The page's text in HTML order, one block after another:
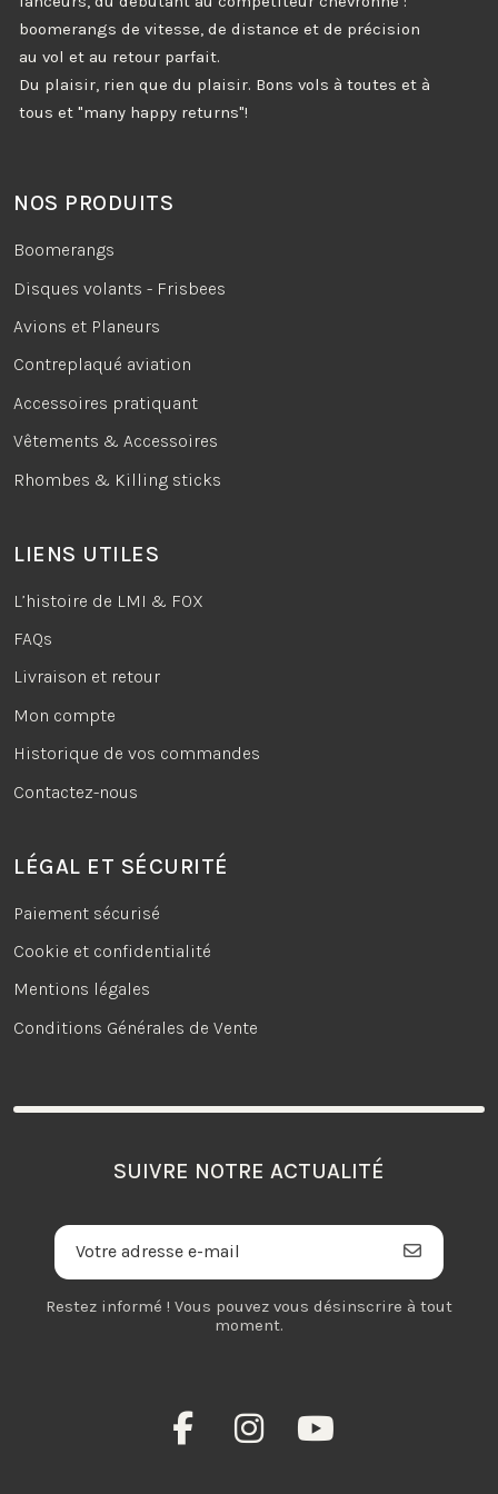
boomerangs de vitesse, de distance et de précision
au vol et au retour parfait.
Du plaisir, rien que du plaisir. Bons vols à toutes et à
tous et "many happy returns"!
NOS PRODUITS
Boomerangs
Disques volants - Frisbees
Avions et Planeurs
Contreplaqué aviation
Accessoires pratiquant
Vêtements & Accessoires
Rhombes & Killing sticks
LIENS UTILES
L’histoire de LMI & FOX
FAQs
Livraison et retour
Mon compte
Historique de vos commandes
Contactez-nous
LÉGAL ET SÉCURITÉ
Paiement sécurisé
Cookie et confidentialité
Mentions légales
Conditions Générales de Vente
SUIVRE NOTRE ACTUALITÉ
Restez informé ! Vous pouvez vous désinscrire à tout
moment.